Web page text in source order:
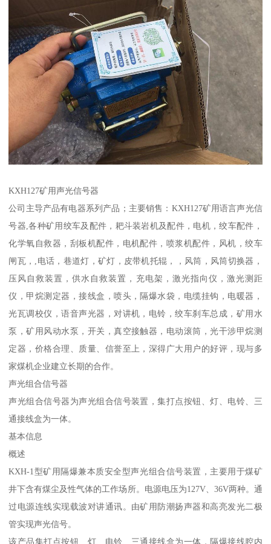
KXH127矿用声光信号器
公司主导产品有电器系列产品；主要销售：KXH127矿用语言声光信
号器,各种矿用绞车及配件，耙斗装岩机及配件，电机，绞车配件，
化学氧自救器，刮板机配件，电机配件，喷浆机配件，风机，绞车
闸瓦，,电话，巷道灯，矿灯，皮带机托辊，，风筒，风筒切换器，
压风自救装置，供水自救装置，充电架，激光指向仪，激光测距
仪，甲烷测定器，接线盒，喷头，隔爆水袋，电缆挂钩，电暖器，
光瓦调校仪，语音声光器，对讲机，电铃，绞车刹车总成，矿用水
泵，矿用风动水泵，开关，真空接触器，电动滚筒，光干涉甲烷测
定器，价格合理、质量、信誉至上，深得广大用户的好评，现与多
家煤机企业建立长期的合作。
声光组合信号器
声光组合信号器为声光组合信号装置，集打点按钮、灯、电铃、三
通接线盒为一体。
基本信息
概述
KXH-1型矿用隔爆兼本质安全型声光组合信号装置，主要用于煤矿
井下含有煤尘及性气体的工作场所。电源电压为127V、36V两种。通
过电源连线实现载波对讲通讯。由矿用防潮扬声器和高亮发光二极
管实现声光信号。
该产品集打点按钮、灯、电铃、三通接线盒为一体，隔爆接线腔内